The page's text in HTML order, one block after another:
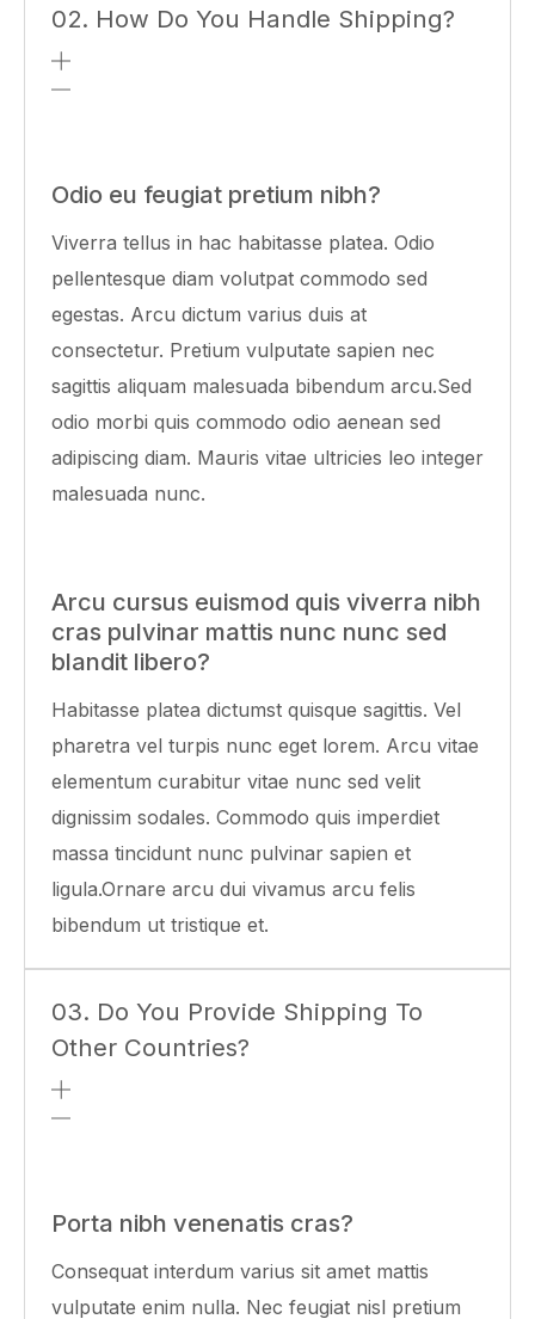
02. How Do You Handle Shipping?
Odio eu feugiat pretium nibh?
Viverra tellus in hac habitasse platea. Odio
pellentesque diam volutpat commodo sed
egestas. Arcu dictum varius duis at
consectetur. Pretium vulputate sapien nec
sagittis aliquam malesuada bibendum arcu.Sed
odio morbi quis commodo odio aenean sed
adipiscing diam. Mauris vitae ultricies leo integer
malesuada nunc.
Arcu cursus euismod quis viverra nibh
cras pulvinar mattis nunc nunc sed
blandit libero?
Habitasse platea dictumst quisque sagittis. Vel
pharetra vel turpis nunc eget lorem. Arcu vitae
elementum curabitur vitae nunc sed velit
dignissim sodales. Commodo quis imperdiet
massa tincidunt nunc pulvinar sapien et
ligula.Ornare arcu dui vivamus arcu felis
bibendum ut tristique et.
03. Do You Provide Shipping To
Other Countries?
Porta nibh venenatis cras?
Consequat interdum varius sit amet mattis
vulputate enim nulla. Nec feugiat nisl pretium